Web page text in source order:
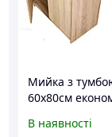
Мийка з
60х80см
високий
В наявності